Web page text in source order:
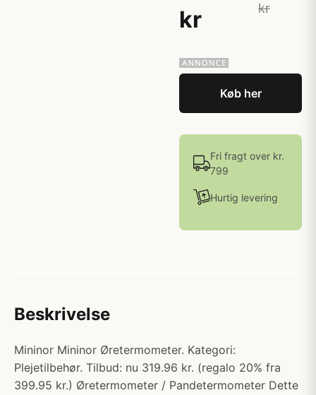
kr
kr
Køb her
Fri fragt over kr.
799
Hurtig levering
Beskrivelse
Mininor Mininor Øretermometer. Kategori:
Plejetilbehør. Tilbud: nu 319.96 kr. (regalo 20% fra
399.95 kr.) Øretermometer / Pandetermometer Dette